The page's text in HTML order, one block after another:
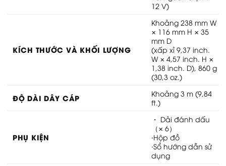
12 V)
KÍCH THƯỚC VÀ KHỐI LƯỢNG
Khoảng 238 mm W
× 116 mm H × 35
mm D
(xấp xỉ 9,37 inch.
W × 4,57 inch. H ×
1,38 inch. D), 860 g
(30,3 oz.)
ĐỘ DÀI DÂY CÁP
Khoảng 3 m (9,84
ft.)
PHỤ KIỆN
・ Dải đánh dấu
（× 6）
·Hộp đồ
·Sổ hướng dẫn sử
dụng